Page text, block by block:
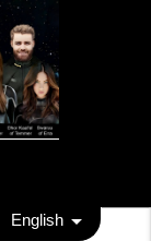
English